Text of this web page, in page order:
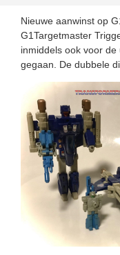
Nieuwe aanwinst op
G1Targetmaster
inmiddels ook voor de
gegaan. De dubbele